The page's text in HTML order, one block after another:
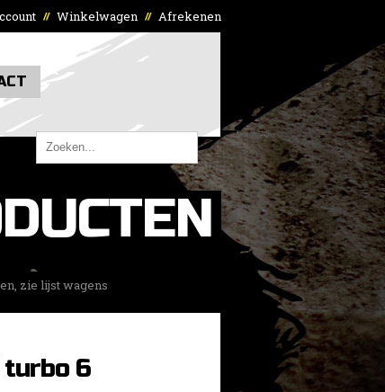
// Winkelwagen // Afrekenen
zie lijst wagens
turbo 6